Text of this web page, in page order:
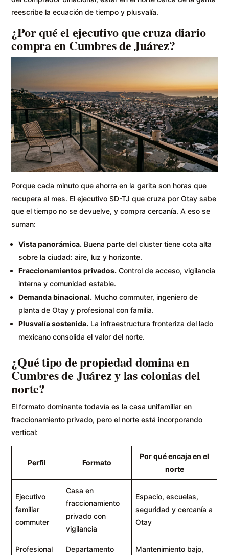
reescribe la ecuación de tiempo y plusvalía.
¿Por qué el ejecutivo que cruza diario
compra en Cumbres de Juárez?
Porque cada minuto que ahorra en la garita son horas que
recupera al mes. El ejecutivo SD-TJ que cruza por Otay sabe
que el tiempo no se devuelve, y compra cercanía. A eso se
suman:
Vista panorámica. Buena parte del cluster tiene cota alta
sobre la ciudad: aire, luz y horizonte.
Fraccionamientos privados. Control de acceso, vigilancia
interna y comunidad estable.
Demanda binacional. Mucho commuter, ingeniero de
planta de Otay y profesional con familia.
Plusvalía sostenida. La infraestructura fronteriza del lado
mexicano consolida el valor del norte.
¿Qué tipo de propiedad domina en
Cumbres de Juárez y las colonias del
norte?
El formato dominante todavía es la casa unifamiliar en
fraccionamiento privado, pero el norte está incorporando
vertical:
Perfil Formato
Por qué encaja en el
norte
Ejecutivo
familiar
commuter
Casa en
fraccionamiento
privado con
vigilancia
Espacio, escuelas,
seguridad y cercanía a
Otay
Profesional
Departamento
Mantenimiento bajo,